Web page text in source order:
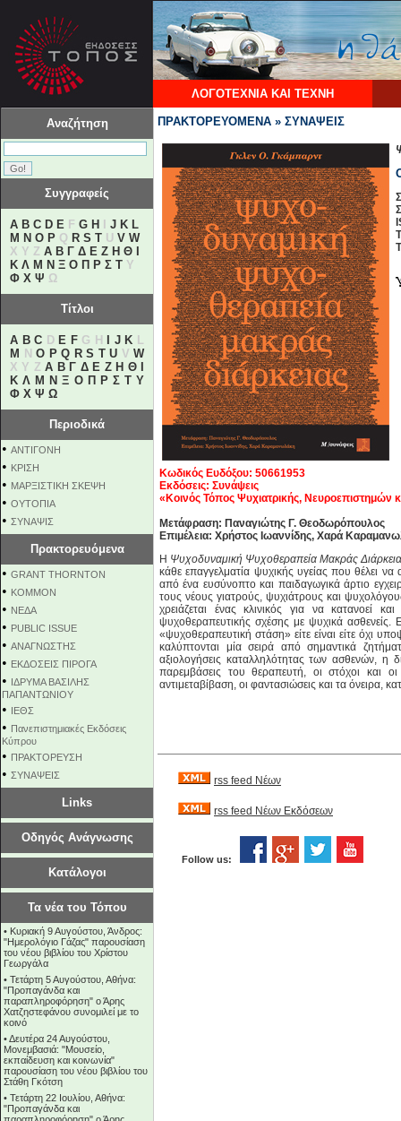
ΛΟΓΟΤΕΧΝΙΑ ΚΑΙ ΤΕΧΝΗ
Αναζήτηση
Συγγραφείς
A B C D E F G H J K L
M N O P Q R S T U V W
X Y Z Α Β Γ Δ Ε Ζ Η Θ
Κ Λ Μ Ν Ξ Ο Π Ρ Σ Τ Υ
Φ Χ Ψ Ω
Τίτλοι
A B C D E FG H J K L
M
N O P Q R S T U V W
X Y ZΑ Β Γ Δ Ε Ζ Η Θ
Κ Λ Μ Ν Ξ Ο Π Ρ Σ Τ Υ
Φ Χ Ψ Ω
Περιοδικά
• ΑΝΤΙΓΟΝΗ
• ΚΡΙΣΗ
• ΜΑΡΞΙΣΤΙΚΗ ΣΚΕΨΗ
• ΟΥΤΟΠΙΑ
• ΣΥΝΑΨΙΣ
Πρακτορευόμενα
• GRANT THORNTON
• KOMMON
• NEΔΑ
• PUBLIC ISSUE
• ΑΝΑΓΝΩΣΤΗΣ
• ΕΚΔΟΣΕΙΣ ΠΙΡΟΓΑ
• ΙΔΡΥΜΑ ΒΑΣΙΛΗΣ
ΠΑΠΑΝΤΩΝΙΟΥ
• ΙΕΘΣ
• Πανεπιστημιακές Εκδόσεις
Κύπρου
• ΠΡΑΚΤΟΡΕΥΣΗ
• ΣΥΝΑΨΕΙΣ
Links
Οδηγός Ανάγνωσης
Κατάλογοι
Τα νέα του Τόπου
• Κυριακή 9 Αυγούστου, Άνδρος:
"Ημερολόγιο Γάζας" παρουσίαση
του νέου βιβλίου του Χρίστου
Γεωργάλα
• Τετάρτη 5 Αυγούστου, Αθήνα:
"Προπαγάνδα και
παραπληροφόρηση" ο Άρης
Χατζηστεφάνου συνομιλεί με το
κοινό
•Δευτέρα 24 Αυγούστου,
Μονεμβασιά: "Μουσείο,
εκπαίδευση και κοινωνία"
παρουσίαση του νέου βιβλίου του
Στάθη Γκότση
• Τετάρτη 22 Ιουλίου, Αθήνα:
"Προπαγάνδα και
ΠΡΑΚΤΟΡΕΥΟΜΕΝΑ » ΣΥΝΑΨΕΙΣ
Κωδικός Ευδόξου: 50661953
Εκδόσεις: Συνάψεις
«Κοινός Τόπος Ψυχιατρικής,
Μετάφραση: Παναγιώτης Γ. Θεοδωρόπουλος
Επιμέλεια: Χρήστος Ιωαννίδης, Χαρά
Η Ψυχοδυναμική Ψυχοθεραπεία Μακράς
κάθε επαγγελματία ψυχικής υγείας που θέλει να
από ένα ευσύνοπτο και παιδαγωγικά άρτιο
τους νέους γιατρούς, ψυχιάτρους και
χρειάζεται ένας κλινικός για να κατανοεί
ψυχοθεραπευτικής σχέσης με ψυχικά ασθενείς.
«ψυχοθεραπευτική στάση» είτε είναι είτε όχι
καλύπτονται μία σειρά από σημαντικά
αξιολογήσεις καταλληλότητας των ασθενών, η
παρεμβάσεις του θεραπευτή, οι στόχοι και
αντιμεταβίβαση, οι φαντασιώσεις και τα όνειρα,
rss feed Νέων
rss feed Νέων Εκδόσεων
Follow us: